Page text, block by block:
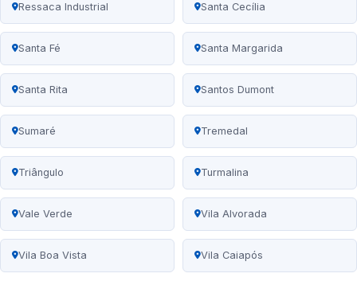
Ressaca Industrial Santa Cecília
Santa Fé Santa Margarida
Santa Rita Santos Dumont
Sumaré Tremedal
Triângulo Turmalina
Vale Verde Vila Alvorada
Vila Boa Vista Vila Caiapós